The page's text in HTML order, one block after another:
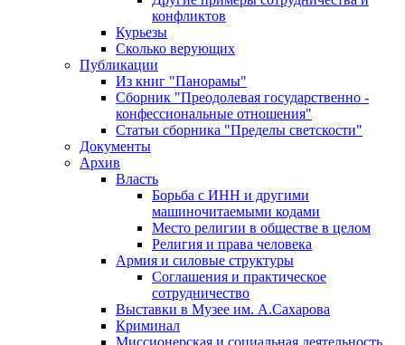
конфликтов
Курьезы
Сколько верующих
Публикации
Из книг "Панорамы"
Сборник "Преодолевая государственно -
конфессиональные отношения"
Статьи сборника "Пределы светскости"
Документы
Архив
Власть
Борьба с ИНН и другими
машиночитаемыми кодами
Место религии в обществе в целом
Религия и права человека
Армия и силовые структуры
Соглашения и практическое
сотрудничество
Выставки в Музее им. А.Сахарова
Криминал
Миссионерская и социальная деятельность